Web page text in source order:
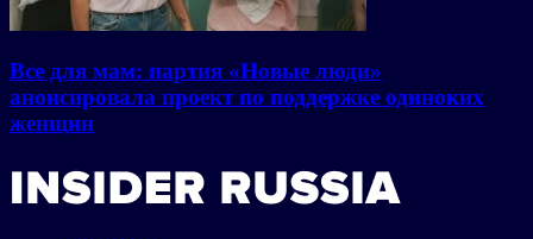
Все для мам: партия «Новые люди»
анонсировала проект по поддержке одиноких
женщин